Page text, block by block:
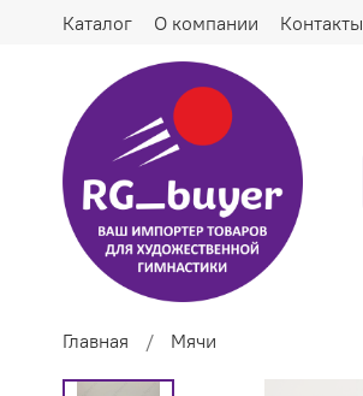
Каталог О компании Контакты
Главная Мячи